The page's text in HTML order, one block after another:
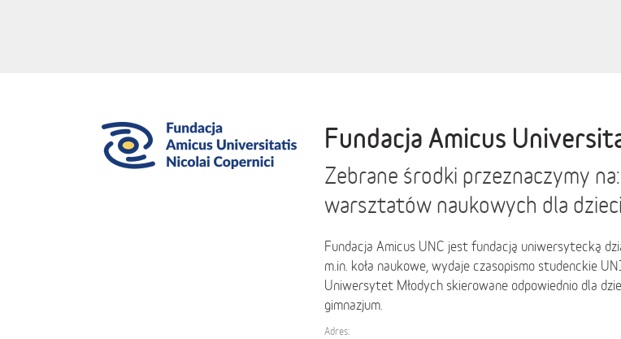
Fundacja Amicus
Zebrane środki przeznaczymy
warsztatów naukowych dla dzieci
Fundacja Amicus UNC jest fundacją uniwersytecką
m.in. koła naukowe, wydaje czasopismo studenckie
Uniwersytet Młodych skierowane odpowiednio dla
gimnazjum.
Adres: